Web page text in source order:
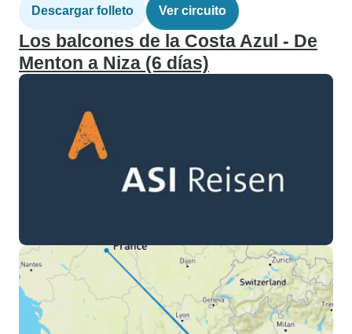
Descargar folleto Ver circuito
Los balcones de la Costa Azul - De
Menton a Niza (6 días)